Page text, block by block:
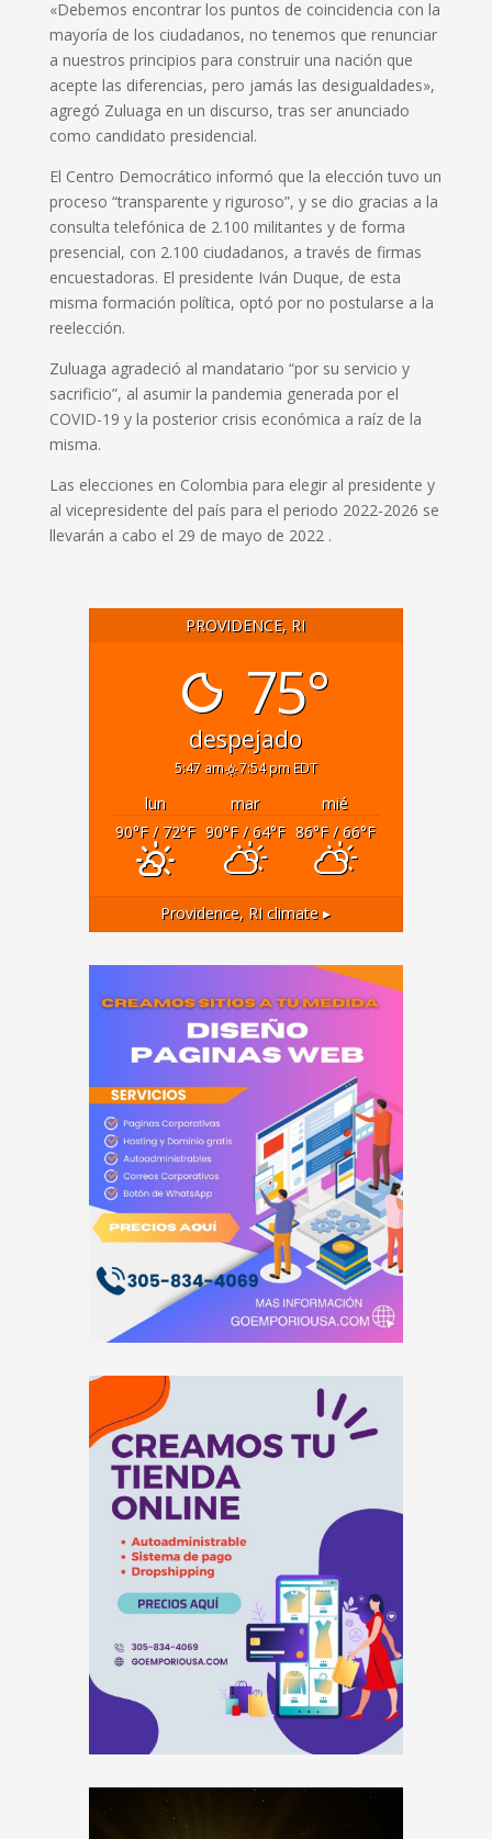
«Debemos encontrar los puntos de coincidencia con la
mayoría de los ciudadanos, no tenemos que renunciar
a nuestros principios para construir una nación que
acepte las diferencias, pero jamás las desigualdades»,
agregó Zuluaga en un discurso, tras ser anunciado
como candidato presidencial.
El Centro Democrático informó que la elección tuvo un
proceso “transparente y riguroso”, y se dio gracias a la
consulta telefónica de 2.100 militantes y de forma
presencial, con 2.100 ciudadanos, a través de firmas
encuestadoras. El presidente Iván Duque, de esta
misma formación política, optó por no postularse a la
reelección.
Zuluaga agradeció al mandatario “por su servicio y
sacrificio”, al asumir la pandemia generada por el
COVID-19 y la posterior crisis económica a raíz de la
misma.
Las elecciones en Colombia para elegir al presidente y
al vicepresidente del país para el periodo 2022-2026 se
llevarán a cabo el 29 de mayo de 2022 .
PROVIDENCE, RI
75°
despejado
5:47 am 7:54 pm EDT
lun mar
mié
90°F/ 72°F 90°F/ 64°F 86°F/ 66°F
Providence, RI climate ▸